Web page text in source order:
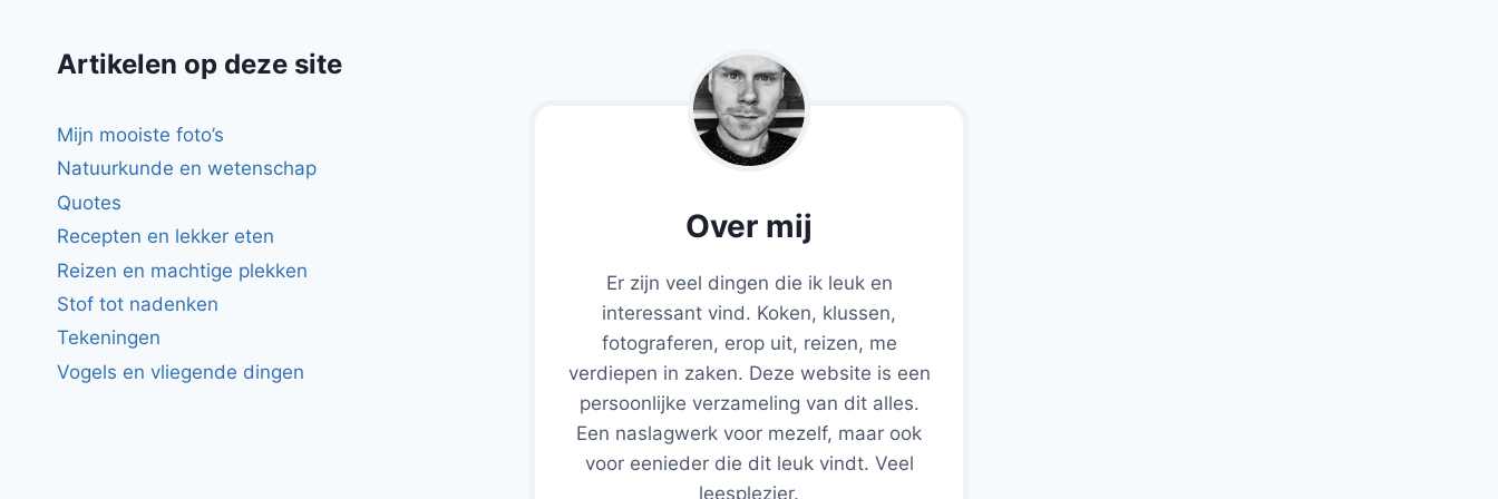
Artikelen op deze site
Mijn mooiste foto’s
Natuurkunde en wetenschap
Quotes
Recepten en lekker eten
Reizen en machtige plekken
Stof tot nadenken
Tekeningen
Vogels en vliegende dingen
Over mij
Er zijn veel dingen die ik leuk en
interessant vind. Koken, klussen,
fotograferen, erop uit, reizen, me
verdiepen in zaken. Deze website is een
persoonlijke verzameling van dit alles.
Een naslagwerk voor mezelf, maar ook
voor eenieder die dit leuk vindt. Veel
leesplezier.